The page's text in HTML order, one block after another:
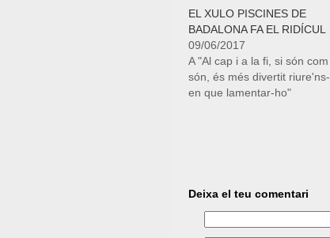
una
nova
finestra)
una
nova
finestra)
EL XULO PISCINES DE
BADALONA FA EL RIDÍCUL
09/06/2017
A "Al cap i a la fi, si són com
són, és més divertit riure'ns-
en que lamentar-ho"
Deixa el teu comentari